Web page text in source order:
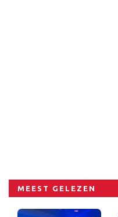
MEEST GELEZEN